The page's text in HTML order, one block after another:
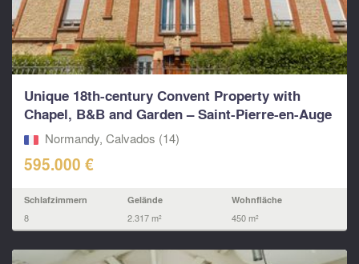
Unique 18th-century Convent Property with
Chapel, B&B and Garden – Saint-Pierre-en-Auge
(Calvados)
Normandy, Calvados (14)
595.000 €
Schlafzimmern
8
Gelände
2.317 m²
Wohnfläche
450 m²